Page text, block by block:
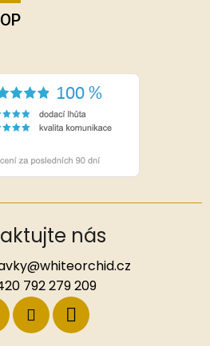
nás
@whiteorchid.cz
792 279 209